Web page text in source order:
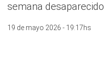
semana desaparecido
19 de mayo 2026 - 19:17hs